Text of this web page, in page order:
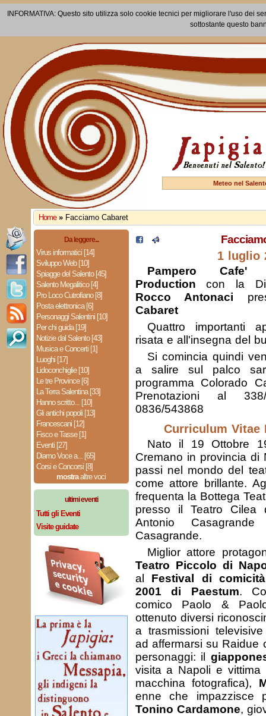
INFORMATIVA: Questo sito utilizza solo cookie tecnici per migliorare l'uso dei
sottostante questo
Meteo nel
Home » Facciamo Cabaret
Da leggere...
Virus informatici [14]
Sviluppo Web [10]
Spiagge del Salento [45]
Salento Megalitico [4]
Pro Loco Cutrofiano [8]
Posta elettronica [6]
Personaggi Salentini [10]
Per chi guida [19]
Notizie dal Salento [43]
Musica e Concerti [1]
Luoghi [17]
Lidoconchiglie [10]
Le tre Province [6]
La Terra Salentina [33]
Hanno scritto... [10]
Gli antichi popoli [13]
Francescani [12]
Fisco e Tasse [1]
Eventi [27]
Diamo Voce a... [65]
Corsi e Concorsi [8]
mostraaltre voci
ultimi eventi
Tutti gli Eventi
Visite guidate
1 luglio
Pampero Cafe'
Production con la
Rocco Antonaci
Cabaret
Quattro importanti
risata e all'insegna del
Si comincia quindi
a salire sul palco
programma Colorado
Prenotazioni al
0836/543868
Curriculum Vitae
Nato il 19 Ottobre
Cremano in provincia di
passi nel mondo del
come attore brillante.
frequenta la Bottega
presso il Teatro Cilea
Antonio
Casagrande.
Miglior attore
Teatro Piccolo di
al Festival di
2001 di Paestum.
comico Paolo &
ottenuto diversi
a trasmissioni
ad affermarsi su Raidue
personaggi: il
visita a Napoli e vittima
macchina fotografica),
enne che impazzisce
Tonino Cardamone,